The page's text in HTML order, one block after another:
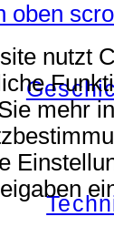
oben
nutzt
mehr